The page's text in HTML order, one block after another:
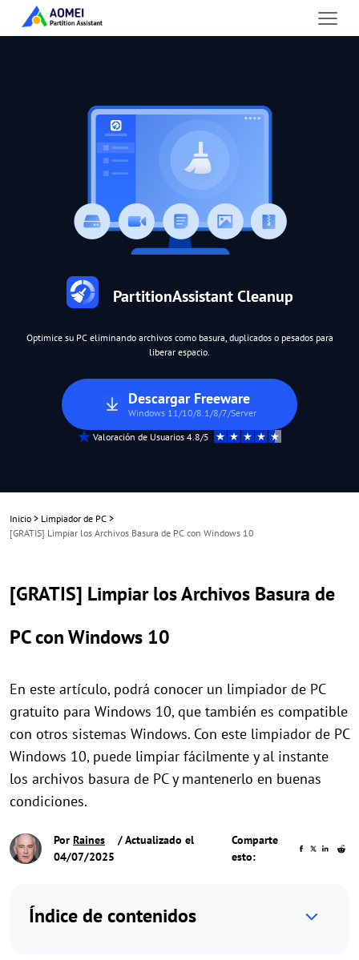
PartitionAssistant Cleanup
Optimice su PC eliminando archivos como basura, duplicados o pesados para
liberar espacio.
Descargar Freeware
Windows 11/10/8.1/8/7/Server
Valoración de Usuarios 4.8/5
Inicio > Limpiador de PC >
[GRATIS] Limpiar los Archivos Basura de PC con Windows 10
[GRATIS] Limpiar los Archivos Basura de
PC con Windows 10
En este artículo, podrá conocer un limpiador de PC
gratuito para Windows 10, que también es compatible
con otros sistemas Windows. Con este limpiador de PC
Windows 10, puede limpiar fácilmente y al instante
los archivos basura de PC y mantenerlo en buenas
condiciones.
Por Raines
/ Actualizado el
04/07/2025
Comparte
esto:
Índice de contenidos